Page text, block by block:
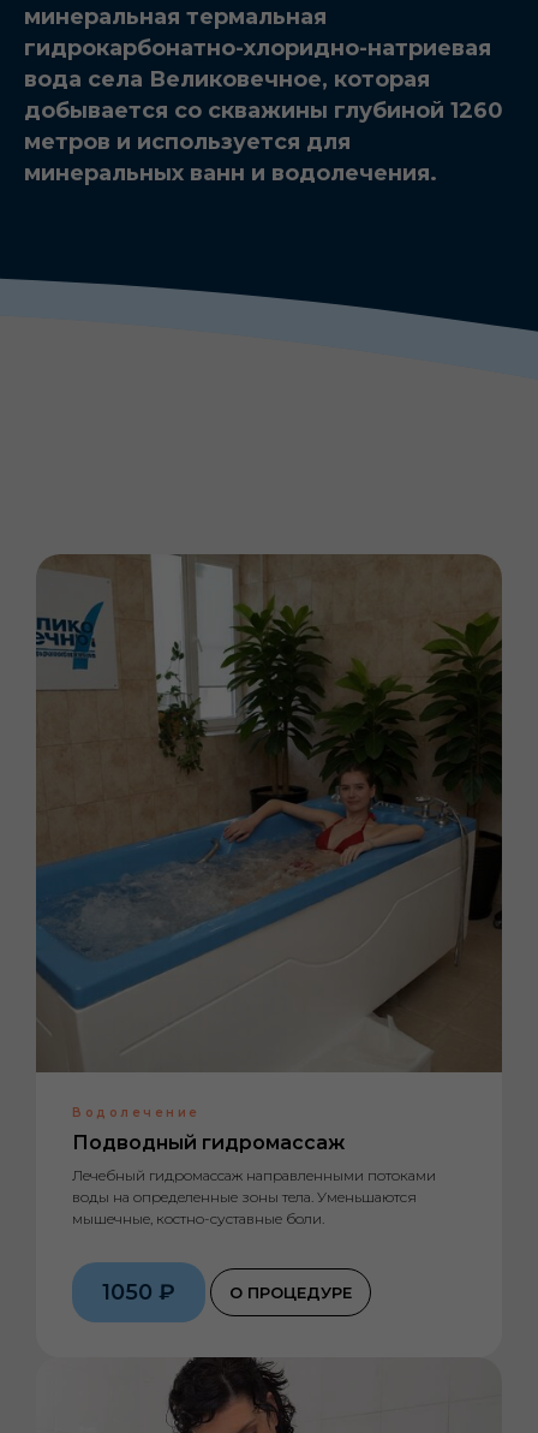
минеральная термальная
гидрокарбонатно-хлоридно-натриевая
вода села Великовечное, которая
добывается со скважины глубиной 1260
метров и используется для
минеральных ванн и водолечения.
Водолечение
Подводный гидромассаж
Лечебный гидромассаж направленными потоками
воды на определенные зоны тела. Уменьшаются
мышечные, костно-суставные боли.
1050 ₽ О ПРОЦЕДУРЕ